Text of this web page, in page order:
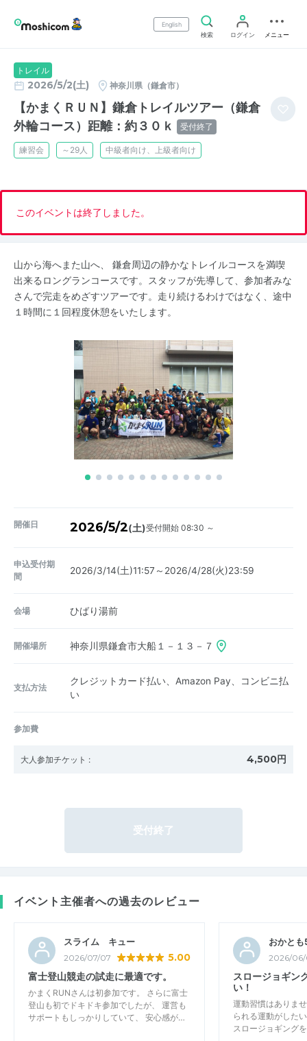
English
検索
ログイン メニュー
トレイル
2026/5/2(土) 神奈川県（鎌倉市）
【かまくＲＵＮ】鎌倉トレイルツアー（鎌倉
外輪コース）距離：約３０ｋ
受付終了
練習会 ～29人 中級者向け、上級者向け
このイベントは終了しました。
山から海へまた山へ、 鎌倉周辺の静かなトレイルコースを満喫
出来るロングランコースです。スタッフが先導して、参加者みな
さんで完走をめざすツアーです。走り続けるわけではなく、途中
１時間に１回程度休憩をいたします。
開催日 2026/5/2(土)受付開始 08:30 ～
申込受付期
間
2026/3/14(土)11:57～2026/4/28(火)23:59
会場 ひばり湯前
開催場所 神奈川県鎌倉市大船１－１３－７
支払方法
クレジットカード払い、Amazon Pay、コンビニ払
い
参加費
大人参加チケット : 4,500円
受付終了
イベント主催者への過去のレビュー
スライム キュー
2026/07/07 5.00
富士登山競走の試走に最適です。
かまくRUNさんは初参加です。 さらに富士
登山も初でドキドキ参加でしたが、 運営も
サポートもしっかりしていて、 安心感が…
おかと
2026/
スロージョギン
い！
運動習慣はありま
られる運動がした
スロージョギング